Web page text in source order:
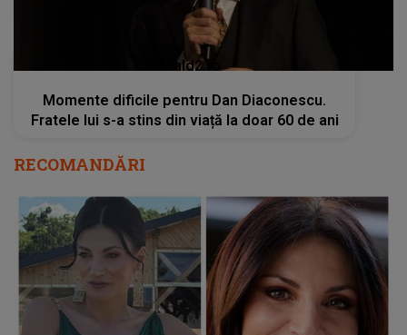
kanald2.ro
Momente dificile pentru Dan Diaconescu.
Fratele lui s-a stins din viață la doar 60 de ani
RECOMANDĂRI